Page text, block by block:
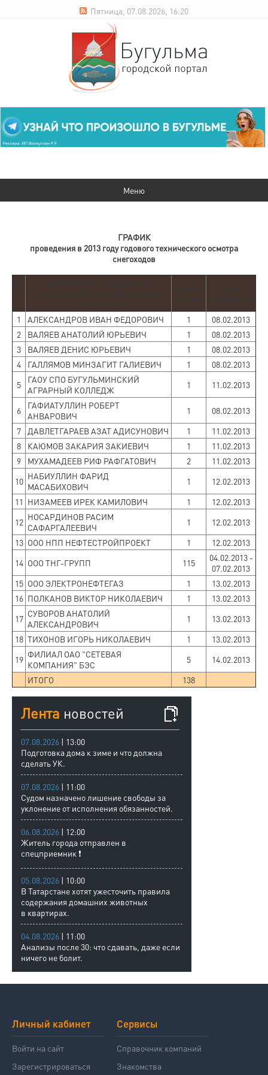
Пятница, 07.08.2026, 16:20
ГРАФИК
проведения в 2013 году годового технического осмотра
снегоходов
1
АЛЕКСАНДРОВ ИВАН ФЕДОРОВИЧ 1
08.02.2013
2
ВАЛЯЕВ АНАТОЛИЙ ЮРЬЕВИЧ 1
08.02.2013
3
ВАЛЯЕВ ДЕНИС ЮРЬЕВИЧ 1
08.02.2013
4
ГАЛЛЯМОВ МИНЗАГИТ ГАЛИЕВИЧ 1
08.02.2013
5
ГАОУ СПО БУГУЛЬМИНСКИЙ
АГРАРНЫЙ КОЛЛЕДЖ
1 11.02.2013
6
ГАФИАТУЛЛИН РОБЕРТ
АНВАРОВИЧ
1
08.02.2013
7
ДАВЛЕТГАРАЕВ АЗАТ АДИСУНОВИЧ 1
11.02.2013
8
КАЮМОВ ЗАКАРИЯ ЗАКИЕВИЧ 1
11.02.2013
9
МУХАМАДЕЕВ РИФ РАФГАТОВИЧ 2
11.02.2013
10 НАБИУЛЛИН ФАРИД
МАСАБИХОВИЧ
1
12.02.2013
11 НИЗАМЕЕВ ИРЕК КАМИЛОВИЧ 1
12.02.2013
12 НОСАРДИНОВ РАСИМ
САФАРГАЛЕЕВИЧ
1
12.02.2013
13 ООО НПП НЕФТЕСТРОЙПРОЕКТ 1
12.02.2013
14 ООО ТНГ-ГРУПП 115
04.02.2013 -
07.02.2013
15 ООО ЭЛЕКТРОНЕФТЕГАЗ 1
13.02.2013
16 ПОЛКАНОВ ВИКТОР НИКОЛАЕВИЧ 1
13.02.2013
17 СУВОРОВ АНАТОЛИЙ
АЛЕКСАНДРОВИЧ
1
13.02.2013
18 ТИХОНОВ ИГОРЬ НИКОЛАЕВИЧ 1
13.02.2013
19 ФИЛИАЛ ОАО "СЕТЕВАЯ
КОМПАНИЯ" БЭС
5
14.02.2013
ИТОГО
138
Лента новостей
07.08.2026 | 13:00
Подготовка дома к зиме и что должна
сделать УК.
07.08.2026 | 11:00
Судом назначено лишение свободы за
уклонение от исполнения обязанностей.
06.08.2026 | 12:00
Житель города отправлен в
спецприемник ❗
05.08.2026 | 10:00
В Татарстане хотят ужесточить правила
содержания домашних животных
в квартирах.
04.08.2026 | 11:00
Анализы после 30: что сдавать, даже если
ничего не болит.
Личный кабинет
Войти на сайт
Зарегистрироваться
Сервисы
Справочник компаний
Знакомства